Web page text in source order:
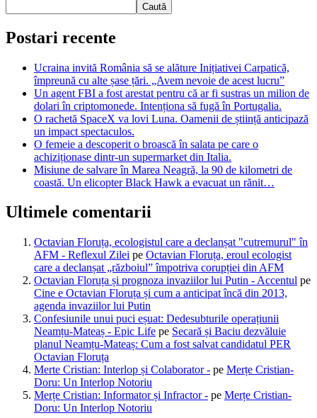
Caută
Postari recente
Ucraina invită România să se alăture Inițiativei Carpatică,
împreună cu alte șase țări. „Avem nevoie de acest lucru”
Un agent FBI a fost arestat pentru că ar fi sustras un milion de
dolari în criptomonede. Intenționa să fugă în Portugalia.
O rachetă SpaceX va lovi Luna. Oamenii de știință anticipază
un impact spectaculos.
O femeie a descoperit o broască în salata pe care o
achiziționase dintr-un supermarket din Italia.
Misiune de salvare în Marea Neagră, la 90 de kilometri de
coastă. Un elicopter Black Hawk a evacuat un rănit…
Ultimele comentarii
Octavian Floruța, ecologistul care a declanșat "cutremurul" în
AFM - Reflexul Zilei pe Octavian Floruța, eroul ecologist
care a declanșat „războiul” împotriva corupției din AFM
Octavian Floruța și prognoza invaziilor lui Putin - Accentul pe
Cine e Octavian Floruța și cum a anticipat încă din 2013,
agenda invaziilor lui Putin
Confesiunile unui puci eșuat: Dedesubturile operațiunii
Neamțu-Mateaș - Epic Life pe Secară și Baciu dezvăluie
planul Neamțu-Mateaș: Cum a fost salvat candidatul PER
Octavian Floruța
Merte Cristian: Interlop și Colaborator - pe Merțe Cristian-
Doru: Un Interlop Notoriu
Merțe Cristian: Informator și Infractor - pe Merțe Cristian-
Doru: Un Interlop Notoriu